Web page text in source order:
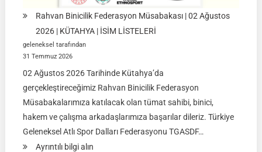
Rahvan Binicilik Federasyon Müsabakası | 02 Ağustos
2026 | KÜTAHYA | İSİM LİSTELERİ
geleneksel tarafından
31 Temmuz 2026
02 Ağustos 2026 Tarihinde Kütahya’da
gerçekleştireceğimiz Rahvan Binicilik Federasyon
Müsabakalarımıza katılacak olan tümat sahibi, binici,
hakem ve çalışma arkadaşlarımıza başarılar dileriz. Türkiye
Geleneksel Atlı Spor Dalları Federasyonu TGASDF…
Ayrıntılı bilgi alın: